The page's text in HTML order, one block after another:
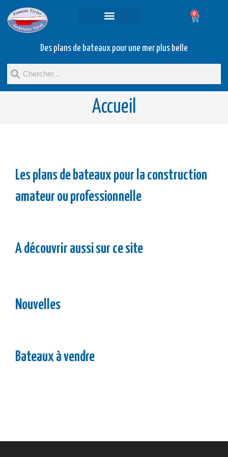
0
Des plans de bateaux pour une mer plus belle
Accueil
Les plans de bateaux pour la construction
amateur ou professionnelle
A découvrir aussi sur ce site
Nouvelles
Bateaux à vendre